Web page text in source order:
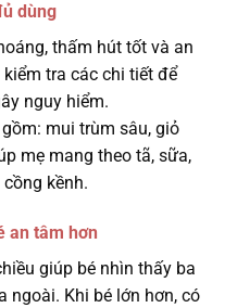
dùng
thấm hút tốt và an
tra các chi tiết để
nguy hiểm.
mui trùm sâu, giỏ
mẹ mang theo tã, sữa,
kềnh.
an tâm hơn
giúp bé nhìn thấy ba
ngoài. Khi bé lớn hơn, có